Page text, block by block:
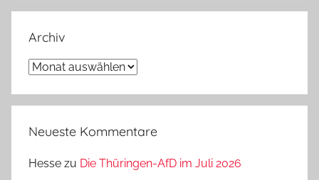
Archiv
Archiv
Neueste Kommentare
Hesse zu Die Thüringen-AfD im Juli 2026